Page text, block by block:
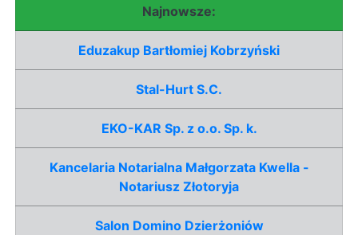
Najnowsze:
Eduzakup Bartłomiej Kobrzyński
Stal-Hurt S.C.
EKO-KAR Sp. z o.o. Sp. k.
Kancelaria Notarialna Małgorzata Kwella -
Notariusz Złotoryja
Salon Domino Dzierżoniów